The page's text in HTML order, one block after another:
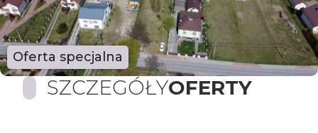
Oferta specjalna
SZCZEGÓŁYOFERTY